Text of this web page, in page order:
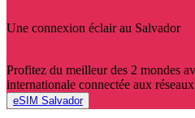
Une connexion éclair au Salvador
Profitez du meilleur des 2 mondes
internationale connectée aux
eSIM Salvador